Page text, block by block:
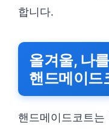
합니다.
올겨울, 나
핸드메이드
핸드메이드코트